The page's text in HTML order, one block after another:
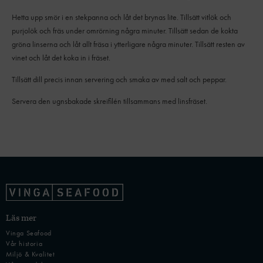
Hetta upp smör i en stekpanna och låt det brynas lite. Tillsätt vitlök och
purjolök och fräs under omrörning några minuter. Tillsätt sedan de kokta
gröna linserna och låt allt fräsa i ytterligare några minuter. Tillsätt resten av
vinet och låt det koka in i fräset.
Tillsätt dill precis innan servering och smaka av med salt och peppar.
Servera den ugnsbakade skreifilén tillsammans med linsfräset.
Läs mer
Vinga Seafood
Vår historia
Miljö & Kvalitet